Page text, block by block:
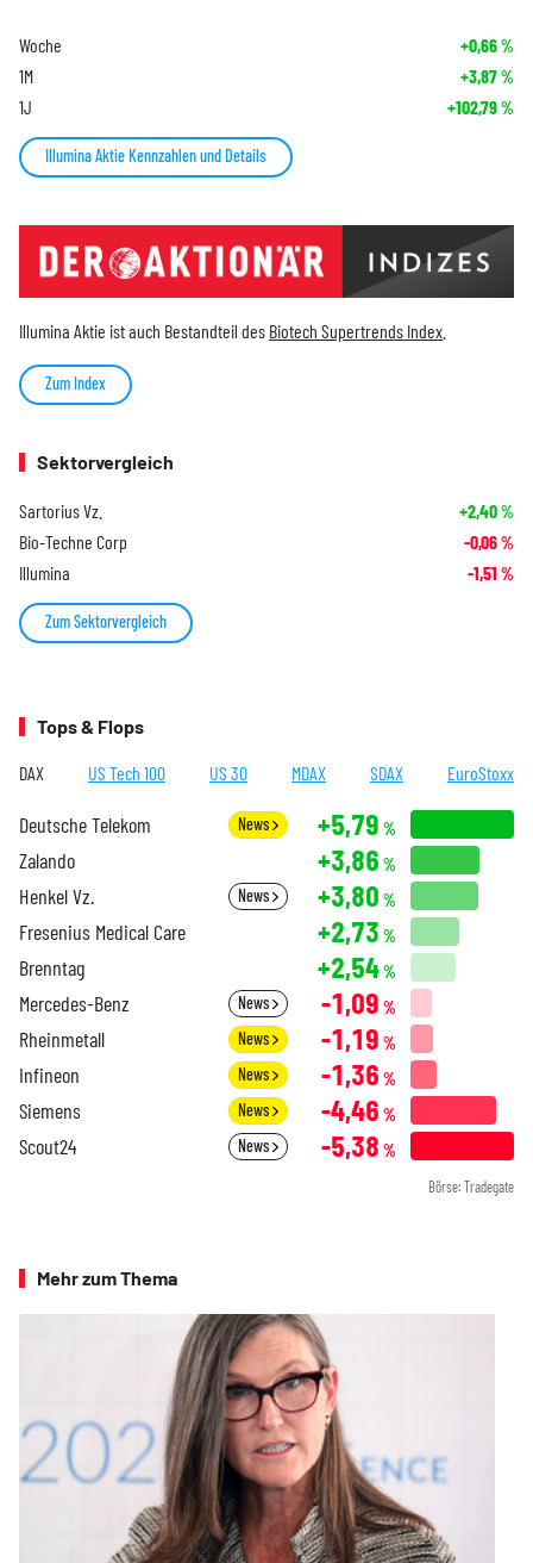
Woche +0,66%
1M +3,87%
1J +102,79%
Illumina Aktie Kennzahlen und Details
Illumina Aktie ist auch Bestandteil des Biotech Supertrends Index
Zum Index
Sektorvergleich
Sartorius Vz. +2,40%
Bio-Techne Corp -0,06%
Illumina -1,51 %
Zum Sektorvergleich
Tops & Flops
DAX US Tech 100 US 30 MDAX SDAX EuroStoxx
Deutsche Telekom News +5,79 %
Zalando +3,86 %
Henkel Vz. News +3,80 %
Fresenius Medical Care +2,73 %
Brenntag +2,54%
Mercedes-Benz News -1,09 %
Rheinmetall News -1,19 %
Infineon News -1,36 %
Siemens News -4,46 %
Scout24 News -5,38 %
Börse: Tradegate
Mehr zum Thema